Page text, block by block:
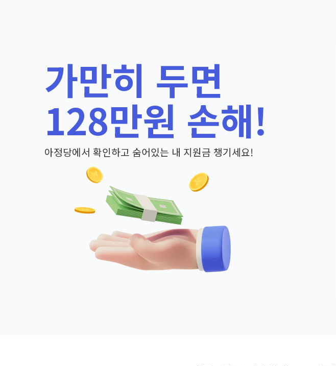
가만히 두면
128만원 손해!
아정당에서 확인하고 숨어있는 내 지원금 챙기세요!